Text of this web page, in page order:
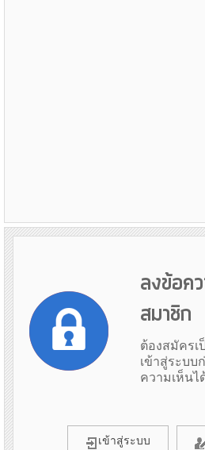
ลงข้อคว
สมาชิก
ต้องสมัครเ
เข้าสู่ระบบ
ความเห็นไ
เข้าสู่ระบบ